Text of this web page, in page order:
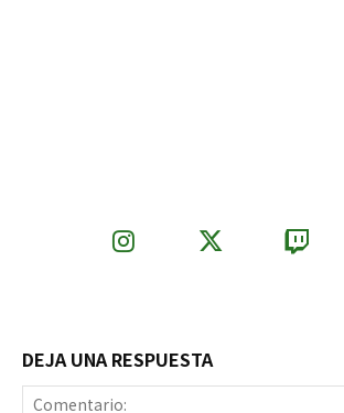
DEJA UNA RESPUESTA